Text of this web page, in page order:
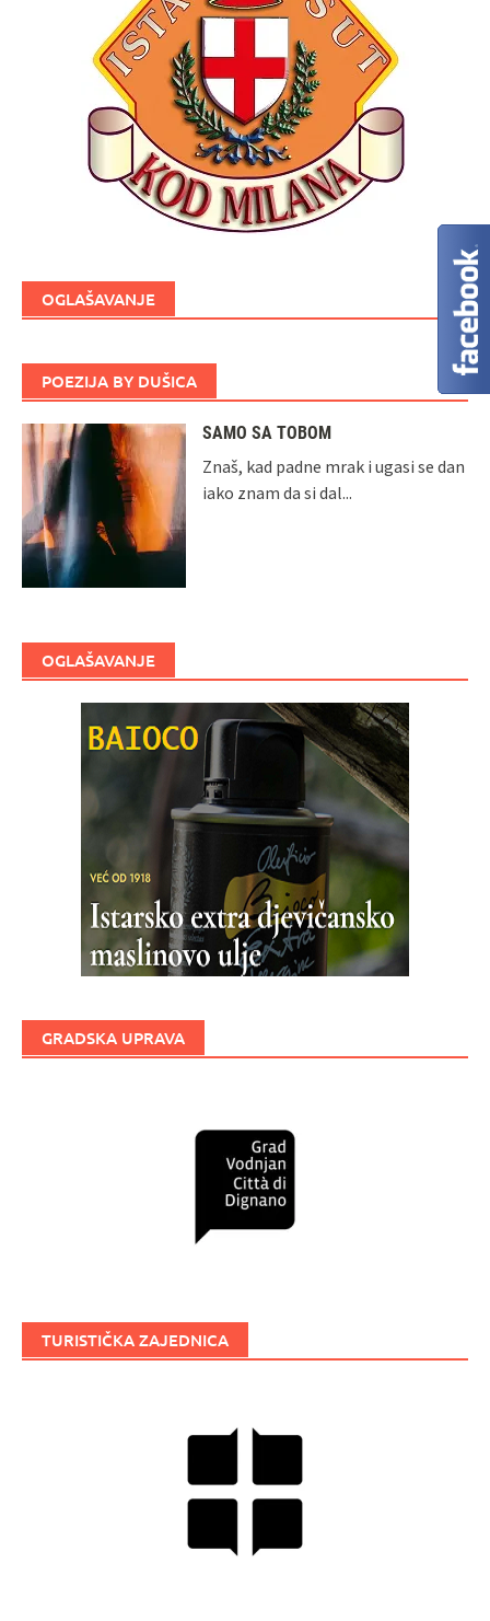
OGLAŠAVANJE
POEZIJA BY DUŠICA
SAMO SA TOBOM
Znaš, kad padne mrak i ugasi se dan
iako znam da si dal...
OGLAŠAVANJE
GRADSKA UPRAVA
TURISTIČKA ZAJEDNICA